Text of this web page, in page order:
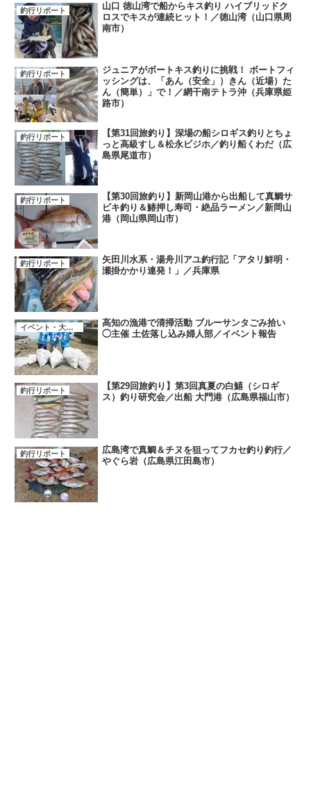
釣行リポート
山口 徳山湾で船からキス釣り ハイブリッドク
ロスでキスが連続ヒット！／徳山湾（山口県周
南市）
釣行リポート
ジュニアがボートキス釣りに挑戦！ ボートフィ
ッシングは、「あん（安全」）きん（近場）た
ん（簡単）」で！／網干南テトラ沖（兵庫県姫
路市）
釣行リポート
【第31回旅釣り】深場の船シロギス釣りとちょ
っと高級すし＆松永ビジホ／釣り船くわだ（広
島県尾道市）
釣行リポート
【第30回旅釣り】新岡山港から出船して真鯛サ
ビキ釣り＆鰆押し寿司・絶品ラーメン／新岡山
港（岡山県岡山市）
釣行リポート
矢田川水系・湯舟川アユ釣行記「アタリ鮮明・
瀬掛かかり連発！」／兵庫県
イベント・大会・キャンペーン
高知の漁港で清掃活動 ブルーサンタごみ拾い
◯主催 土佐落し込み婦人部／イベント報告
釣行リポート
【第29回旅釣り】第3回真夏の白鱚（シロギ
ス）釣り研究会／出船 大門港（広島県福山市）
釣行リポート
広島湾で真鯛＆チヌを狙ってフカセ釣り釣行／
やぐら岩（広島県江田島市）